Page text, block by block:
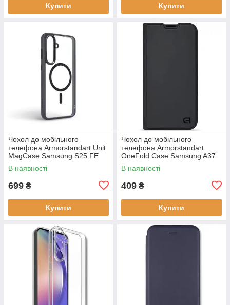
Купити Купити
Чохол до мобільного
телефона Armorstandart Unit
MagCase Samsung S25 FE
5G Black (ARM89156)
В наявності
699 ₴
Купити
Чохол до мобільного
телефона Armorstandart
OneFold Case Samsung A37
5G Black (ARM89718)
В наявності
409 ₴
Купити